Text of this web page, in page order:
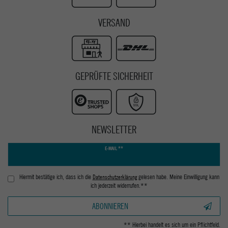
VERSAND
GEPRÜFTE SICHERHEIT
NEWSLETTER
E-MAIL **
Hiermit bestätige ich, dass ich die Daten­schutz­erklärunggelesen habe. Meine Einwilligung kann
ich jederzeit widerrufen.**
ABONNIEREN
** Hierbei handelt es sich um ein Pflichtfeld.